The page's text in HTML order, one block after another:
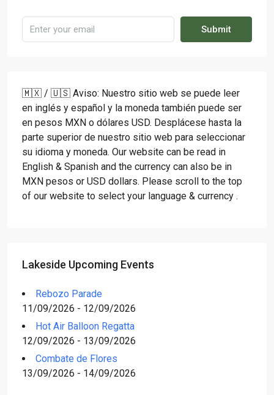
Submit
🇲🇽 / 🇺🇸 Aviso: Nuestro sitio web se puede leer
en inglés y español y la moneda también puede ser
en pesos MXN o dólares USD. Desplácese hasta la
parte superior de nuestro sitio web para seleccionar
su idioma y moneda. Our website can be read in
English & Spanish and the currency can also be in
MXN pesos or USD dollars. Please scroll to the top
of our website to select your language & currency .
Lakeside Upcoming Events
Rebozo Parade
11/09/2026 - 12/09/2026
Hot Air Balloon Regatta
12/09/2026 - 13/09/2026
Combate de Flores
13/09/2026 - 14/09/2026